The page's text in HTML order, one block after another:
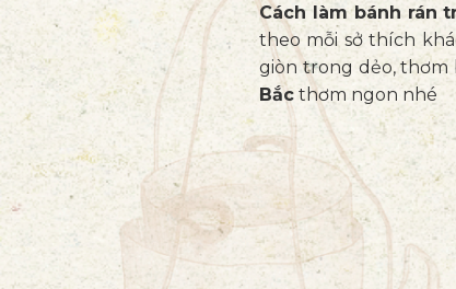
Cách làm bánh rán
theo mỗi sở thích
giòn trong dẻo, thơm
Bắc thơm ngon nhé